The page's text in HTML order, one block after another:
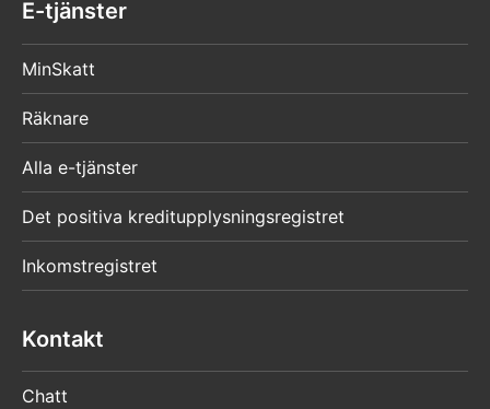
använda MinSkatt.
Fullmakt för ett företags skatteärenden
(3804)
Huomio
osio
päättyy
E-tjänster
MinSkatt
Räknare
Alla e-tjänster
Det positiva kreditupplysningsregistret
Inkomstregistret
Kontakt
Chatt